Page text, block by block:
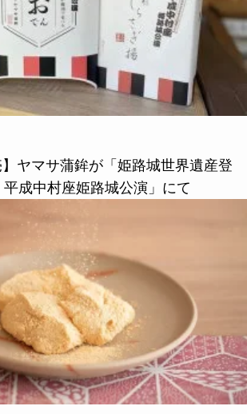
】ヤマサ蒲鉾が「姫路城世界遺産登
成中村座姫路城公演」にて